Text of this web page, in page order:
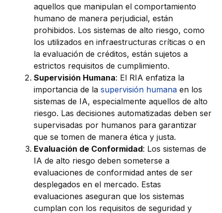
aquellos que manipulan el comportamiento
humano de manera perjudicial, están
prohibidos. Los sistemas de alto riesgo, como
los utilizados en infraestructuras críticas o en
la evaluación de créditos, están sujetos a
estrictos requisitos de cumplimiento.
Supervisión Humana: El RIA enfatiza la
importancia de la supervisión humana en los
sistemas de IA, especialmente aquellos de alto
riesgo. Las decisiones automatizadas deben ser
supervisadas por humanos para garantizar
que se tomen de manera ética y justa.
Evaluación de Conformidad: Los sistemas de
IA de alto riesgo deben someterse a
evaluaciones de conformidad antes de ser
desplegados en el mercado. Estas
evaluaciones aseguran que los sistemas
cumplan con los requisitos de seguridad y